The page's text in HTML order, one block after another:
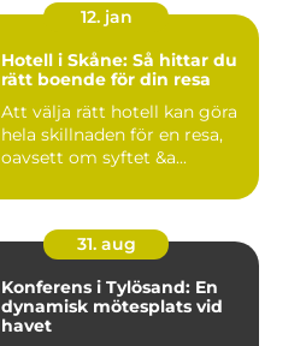
12. jan
Hotell i Skåne: Så hittar du
rätt boende för din resa
Att välja rätt hotell kan göra
hela skillnaden för en resa,
oavsett om syftet &a...
31. aug
Konferens i Tylösand: En
dynamisk mötesplats vid
havet